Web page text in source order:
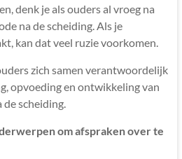
denk je als ouders al vroeg na
na de scheiding. Als je
kan dat veel ruzie voorkomen.
zich samen verantwoordelijk
opvoeding en ontwikkeling van
de scheiding.
om afspraken over te